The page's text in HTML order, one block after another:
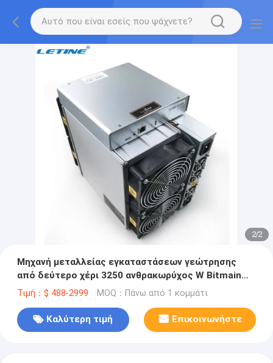
2/2
Μηχανή μεταλλείας εγκαταστάσεων γεώτρησης
από δεύτερο χέρι 3250 ανθρακωρύχος W Bitmain
Antminer L7 Scrypt
Τιμή：$ 488-2999 MOQ：Πάνω από 1 κομμάτι
Καλύτερη τιμή Επικοινωνήστε